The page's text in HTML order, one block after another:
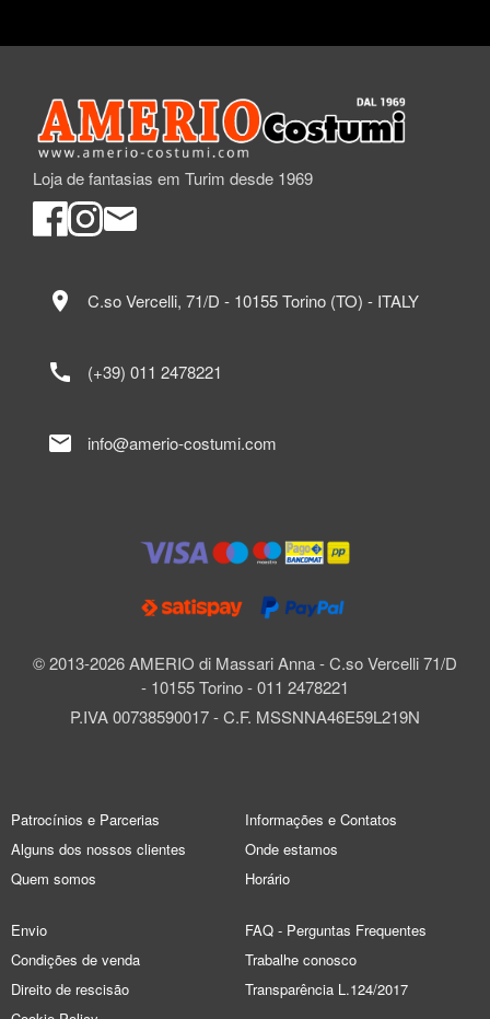
Loja de fantasias em Turim desde 1969
© 2013-2026 AMERIO di Massari Anna - C.so Vercelli 71/D
- 10155 Torino - 011 2478221
P.IVA 00738590017 - C.F. MSSNNA46E59L219N
location_on C.so Vercelli, 71/D - 10155 Torino (TO) - ITALY
call (+39) 011 2478221
mail info@amerio-costumi.com
Patrocínios e Parcerias
Alguns dos nossos clientes
Quem somos
Informações e Contatos
Onde estamos
Horário
Envio
Condições de venda
Direito de rescisão
FAQ - Perguntas Frequentes
Trabalhe conosco
Transparência L.124/2017